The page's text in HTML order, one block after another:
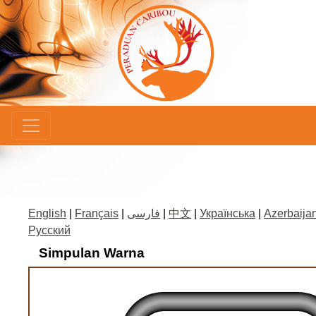
English Français فارسی 中文 Українська
Русский
Simpulan Warna